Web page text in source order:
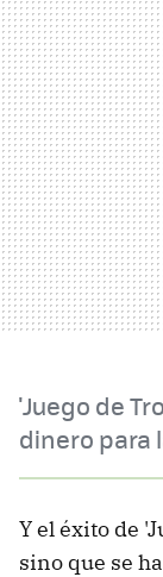
'Juego de
dinero para
Y el éxito de
sino que se